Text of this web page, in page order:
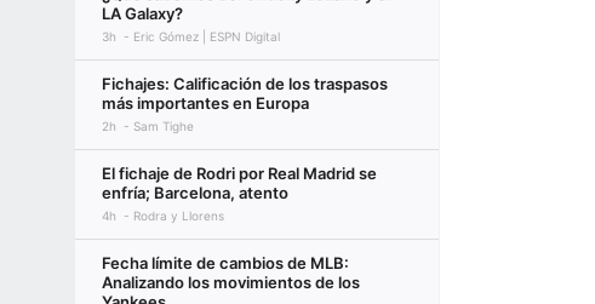
LA Galaxy?
3h Eric Gómez | ESPN Digital
Fichajes: Calificación de los traspasos
más importantes en Europa
2h Sam Tighe
El fichaje de Rodri por Real Madrid se
enfría; Barcelona, atento
4h Rodra y Llorens
Fecha límite de cambios de MLB:
Analizando los movimientos de los